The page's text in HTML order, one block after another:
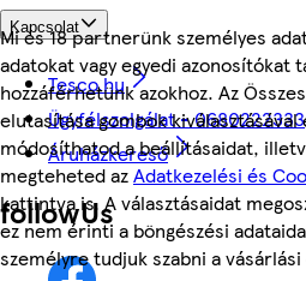
Mi és 18 partnerünk személyes
adatokat vagy egyedi azonosítókat
hozzáférhetünk azokhoz. Az
elutasítása gombok kiválasztásával
módosíthatod a beállításaidat,
megteheted azAdatkezelési és
kattintva is. A választásaidat
ez nem érinti a böngészési
személyre tudjuk szabni a
Kapcsolat
Tesco.hu
Ügyfélszolgálat - 0680222333
Áruházkereső
followUs